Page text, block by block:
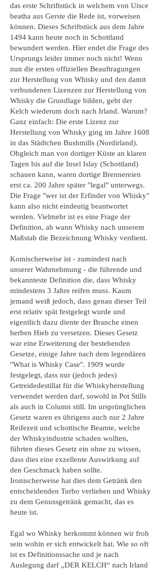
das erste Schriftstück in welchem von Uisce
beatha aus Gerste die Rede ist, vorweisen
können. Dieses Schriftstück aus dem Jahre
1494 kann heute noch in Schottland
bewundert werden. Hier endet die Frage des
Ursprungs leider immer noch nicht! Wenn
nun die ersten offiziellen Beauftragungen
zur Herstellung von Whisky und den damit
verbundenen Lizenzen zur Herstellung von
Whisky die Grundlage bilden, geht der
Kelch wiederum doch nach Irland. Warum?
Ganz einfach: Die erste Lizenz zur
Herstellung von Whisky ging im Jahre 1608
in das Städtchen Bushmills (Nordirland).
Obgleich man von dortiger Küste an klaren
Tagen bis auf die Insel Islay (Schottland)
schauen kann, waren dortige Brennereien
erst ca. 200 Jahre später "legal" unterwegs.
Die Frage "wer ist der Erfinder von Whisky"
kann also nicht eindeutig beantwortet
werden. Vielmehr ist es eine Frage der
Definition, ab wann Whisky nach unserem
Maßstab die Bezeichnung Whisky verdient.
Komischerweise ist - zumindest nach
unserer Wahrnehmung - die führende und
bekannteste Definition die, dass Whisky
mindestens 3 Jahre reifen muss. Kaum
jemand weiß jedoch, dass genau dieser Teil
erst relativ spät festgelegt wurde und
eigentlich dazu diente der Branche einen
herben Hieb zu versetzen. Dieses Gesetz
war eine Erweiterung der bestehenden
Gesetze, einige Jahre nach dem legendären
"What is Whisky Case". 1909 wurde
festgelegt, dass nur (jedoch jedes)
Getreidedestillat für die Whiskyherstellung
verwendet werden darf, sowohl in Pot Stills
als auch in Column still. Im ursprünglichen
Gesetz waren es übrigens auch nur 2 Jahre
Reifezeit und schottische Beamte, welche
der Whiskyindustrie schaden wollten,
führten dieses Gesetz ein ohne zu wissen,
dass dies eine exzellente Auswirkung auf
den Geschmack haben sollte.
Ironischerweise hat dies dem Getränk den
entscheidenden Turbo verliehen und Whisky
zu dem Genussgetränk gemacht, das es
heute ist.
Egal wo Whisky herkommt können wir froh
sein wohin er sich entwickelt hat. Wie so oft
ist es Definitionssache und je nach
Auslegung darf „DER KELCH“ nach Irland